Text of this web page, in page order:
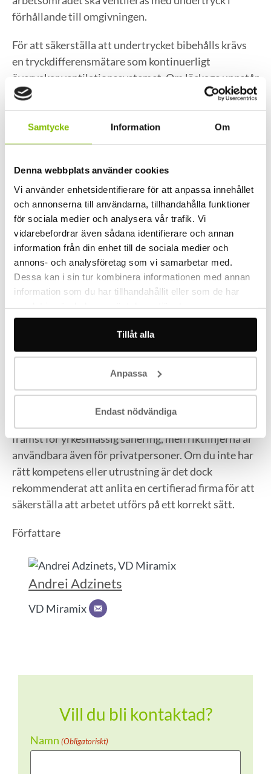
Samtycke Information Om
Denna webbplats använder cookies
Vi använder enhetsidentifierare för att anpassa innehållet
och annonserna till användarna, tillhandahålla funktioner
för sociala medier och analysera vår trafik. Vi
vidarebefordrar även sådana identifierare och annan
information från din enhet till de sociala medier och
annons- och analysföretag som vi samarbetar med.
Dessa kan i sin tur kombinera informationen med annan
information som du har tillhandahållit eller som de har
Tillåt alla
Anpassa
Endast nödvändiga
förhållande till omgivningen.
För att säkerställa att undertrycket bibehålls krävs
en tryckdifferensmätare som kontinuerligt
övervakar ventilationssystemet. Om läckage uppstår
kommer luft att strömma in i arbetsområdet istället
för att fibrer läcker ut. En säkerhetssluss ska finnas
för att underlätta tillträde och utträde från det
inneslutna området. Slussen ska vara utrustad med
och tvätta händerna efter avslutat arbete.
Varför är regler vid asbestsanering viktiga?
Reglerna för asbestsanering är utformade för att
skydda människor från de allvarliga hälsorisker som
asbest medför. Vid rivning eller hantering frigörs
mikroskopiska fibrer som kan orsaka livshotande
sjukdomar, såsom lungcancer och asbestos, om de
andas in. Genom att följa reglerna kan dessa risker
Får man sanera asbest själv?
Som privatperson har du rätt att sanera asbest själv,
men det är viktigt att följa reglerna för säker
främst för yrkesmässig sanering, men riktlinjerna är
användbara även för privatpersoner. Om du inte har
rätt kompetens eller utrustning är det dock
rekommenderat att anlita en certifierad firma för att
säkerställa att arbetet utförs på ett korrekt sätt.
Författare
Andrei Adzinets
VD Miramix
Vill du bli kontaktad?
Namn (Obligatoriskt)